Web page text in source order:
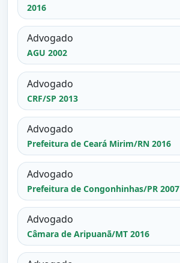
2016
Advogado
AGU 2002
Advogado
CRF/SP 2013
Advogado
Prefeitura de Ceará Mirim/RN 2016
Advogado
Prefeitura de Congonhinhas/PR 2007
Advogado
Câmara de Aripuanã/MT 2016